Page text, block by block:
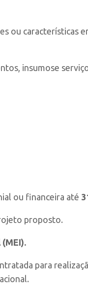
ou características
insumose
ou financeira até
proposto.
para